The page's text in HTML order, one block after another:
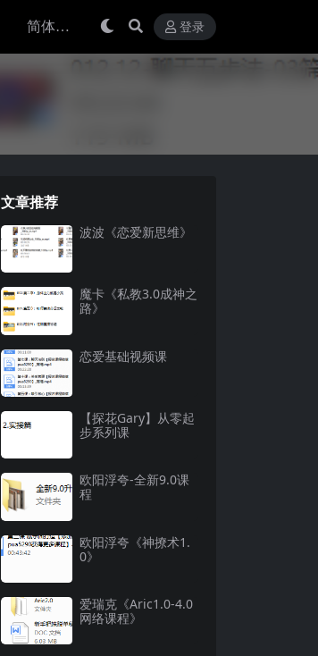
登录
文章推荐
波波《恋爱新思维》
魔卡《私教3.0成神之
路》
恋爱基础视频课
【探花Gary】从零起
步系列课
欧阳浮夸-全新9.0课
程
欧阳浮夸《神撩术1.
0》
爱瑞克《Aric1.0-4.0
网络课程》